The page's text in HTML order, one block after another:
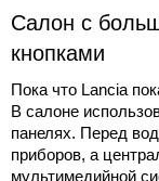
Салон с
кнопками
Пока что Lancia
В салоне
панелях. Перед
приборов, а
мультимедийной